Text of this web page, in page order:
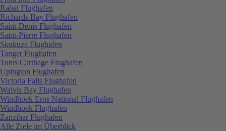
Rabat Flughafen
Richards Bay Flughafen
Saint-Denis Flughafen
Saint-Pierre Flughafen
Skukuza Flughafen
Tanger Flughafen
Tunis Carthage Flughafen
Upington Flughafen
Victoria Falls Flughafen
Walvis Bay Flughafen
Windhoek Eros National Flughafen
Windhoek Flughafen
Zanzibar Flughafen
Alle Ziele im Überblick